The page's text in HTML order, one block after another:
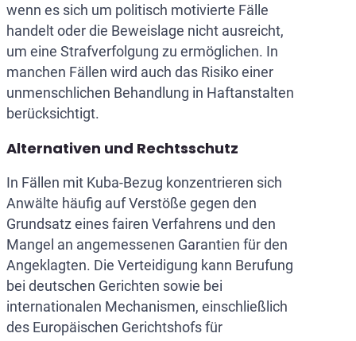
wenn es sich um politisch motivierte Fälle
handelt oder die Beweislage nicht ausreicht,
um eine Strafverfolgung zu ermöglichen. In
manchen Fällen wird auch das Risiko einer
unmenschlichen Behandlung in Haftanstalten
berücksichtigt.
Alternativen und Rechtsschutz
In Fällen mit Kuba-Bezug konzentrieren sich
Anwälte häufig auf Verstöße gegen den
Grundsatz eines fairen Verfahrens und den
Mangel an angemessenen Garantien für den
Angeklagten. Die Verteidigung kann Berufung
bei deutschen Gerichten sowie bei
internationalen Mechanismen, einschließlich
des Europäischen Gerichtshofs für